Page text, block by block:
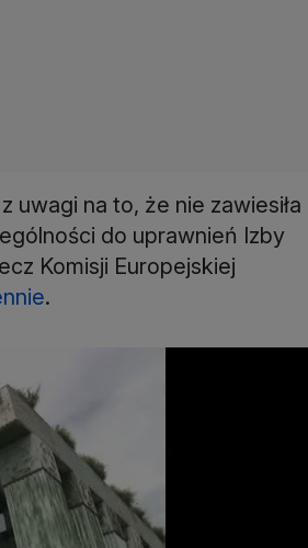
uwagi na to, że nie zawiesiła
do uprawnień Izby
Komisji Europejskiej
.